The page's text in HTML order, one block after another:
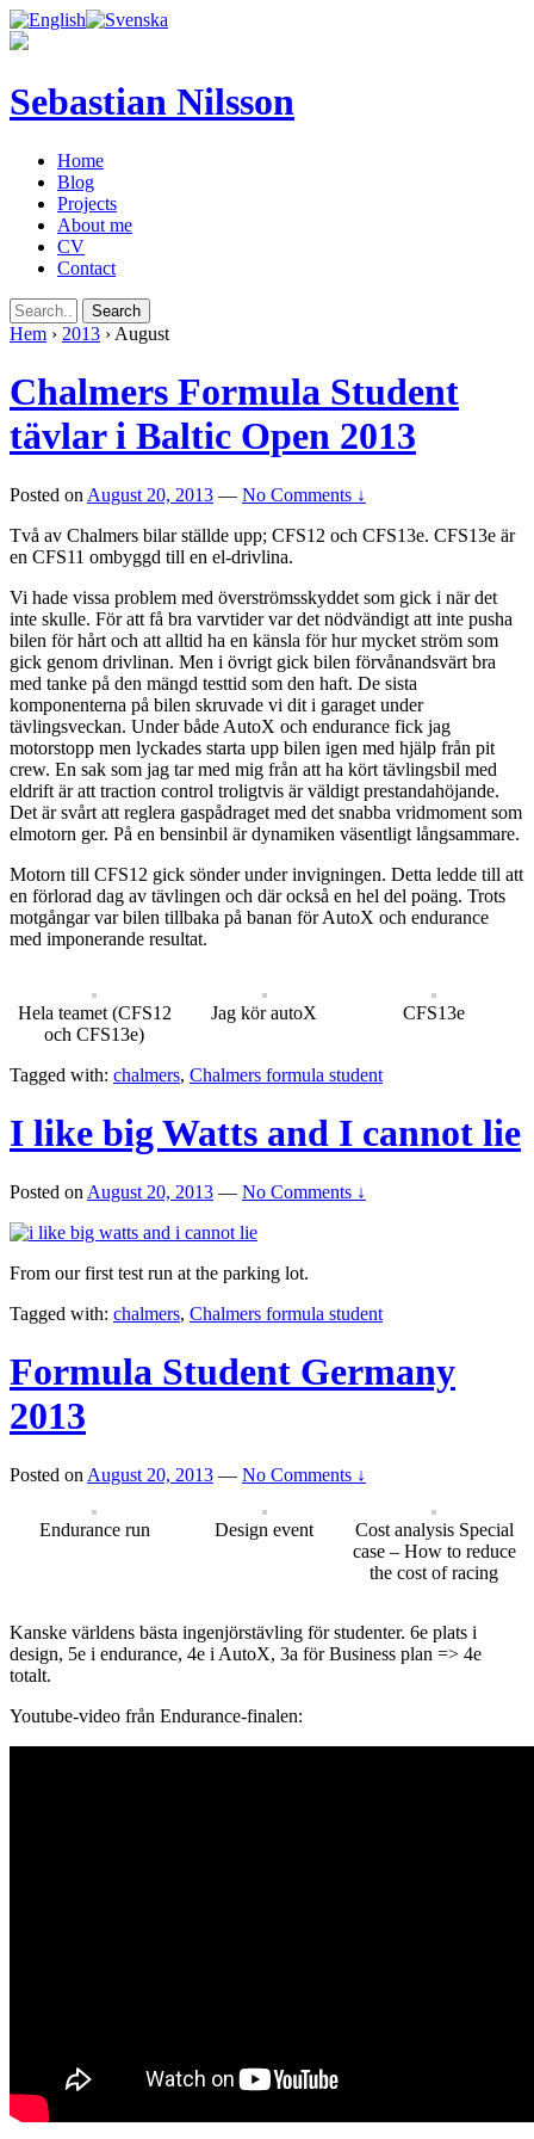
Sebastian Nilsson
Home
Blog
Projects
About me
CV
Contact
Hem › 2013 › August
Chalmers Formula Student
tävlar i Baltic Open 2013
Posted on August 20, 2013 — No Comments ↓
Två av Chalmers bilar ställde upp; CFS12 och CFS13e. CFS13e är
en CFS11 ombyggd till en el-drivlina.
Vi hade vissa problem med överströmsskyddet som gick i när det
inte skulle. För att få bra varvtider var det nödvändigt att inte pusha
bilen för hårt och att alltid ha en känsla för hur mycket ström som
gick genom drivlinan. Men i övrigt gick bilen förvånandsvärt bra
med tanke på den mängd testtid som den haft. De sista
komponenterna på bilen skruvade vi dit i garaget under
tävlingsveckan. Under både AutoX och endurance fick jag
motorstopp men lyckades starta upp bilen igen med hjälp från pit
crew. En sak som jag tar med mig från att ha kört tävlingsbil med
eldrift är att traction control troligtvis är väldigt prestandahöjande.
Det är svårt att reglera gaspådraget med det snabba vridmoment som
elmotorn ger. På en bensinbil är dynamiken väsentligt långsammare.
Motorn till CFS12 gick sönder under invigningen. Detta ledde till att
en förlorad dag av tävlingen och där också en hel del poäng. Trots
motgångar var bilen tillbaka på banan för AutoX och endurance
med imponerande resultat.
Hela teamet (CFS12
och CFS13e)
Jag kör autoX CFS13e
Tagged with: chalmers, Chalmers formula student
I like big Watts and I cannot lie
Posted on August 20, 2013 — No Comments ↓
From our first test run at the parking lot.
Tagged with: chalmers, Chalmers formula student
Formula Student Germany
2013
Posted on August 20, 2013 — No Comments ↓
Endurance run Design event
Cost analysis Special
case – How to reduce
the cost of racing
Kanske världens bästa ingenjörstävling för studenter. 6e plats i
design, 5e i endurance, 4e i AutoX, 3a för Business plan => 4e
totalt.
Youtube-video från Endurance-finalen: